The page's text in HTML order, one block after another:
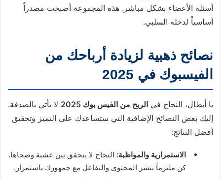
أسئلة الأعضاء بشكل مباشر. هذه المجموعة أصبحت مصدراً
أساسياً لدخله السلبي.
نصائح ذهبية لزيادة أرباحك من
الفيسبوك في 2025
يا أبطال، النجاح في الربح من الفيس بوك 2025
لا يأتي بالصدفة.
إليك بعض النصائح الإضافية التي ستساعدك على التميز وتحقيق
أفضل النتائج:
الاستمرارية والمواظبة: النجاح لا يتحقق بين عشية وضحاها.
كن ملتزماً بنشر المحتوى والتفاعل مع جمهورك باستمرار.